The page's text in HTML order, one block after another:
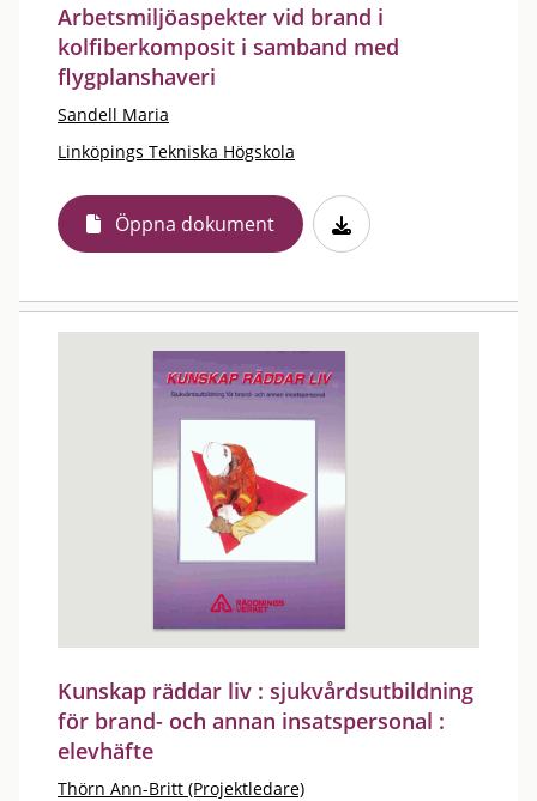
Arbetsmiljöaspekter vid brand i
kolfiberkomposit i samband med
flygplanshaveri
Sandell Maria
Linköpings Tekniska Högskola
Öppna dokument
Kunskap räddar liv : sjukvårdsutbildning
för brand- och annan insatspersonal :
elevhäfte
Thörn Ann-Britt (Projektledare)